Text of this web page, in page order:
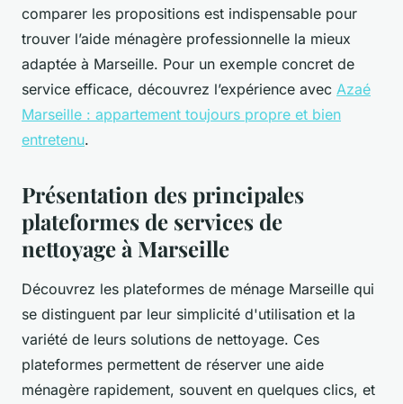
comparer les propositions est indispensable pour
trouver l’aide ménagère professionnelle la mieux
adaptée à Marseille. Pour un exemple concret de
service efficace, découvrez l’expérience avec Azaé
Marseille : appartement toujours propre et bien
entretenu.
Présentation des principales
plateformes de services de
nettoyage à Marseille
Découvrez les plateformes de ménage Marseille qui
se distinguent par leur simplicité d'utilisation et la
variété de leurs solutions de nettoyage. Ces
plateformes permettent de réserver une aide
ménagère rapidement, souvent en quelques clics, et